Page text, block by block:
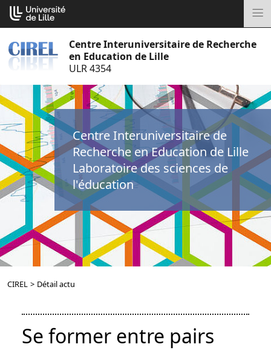
Aller
au
Centre Interuniversitaire de Recherche
en Education de Lille
ULR 4354
Centre Interuniversitaire de
Recherche en Education de Lille
Laboratoire des sciences de
l'éducation
CIREL > Détail actu
Se former entre pairs
Cookies management panel